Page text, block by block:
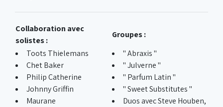
Collaboration avec
solistes :
Groupes :
Toots Thielemans
Chet Baker
Philip Catherine
Johnny Griffin
Maurane
" Abraxis "
" Julverne "
" Parfum Latin "
" Sweet Substitutes "
Duos avec Steve Houben,